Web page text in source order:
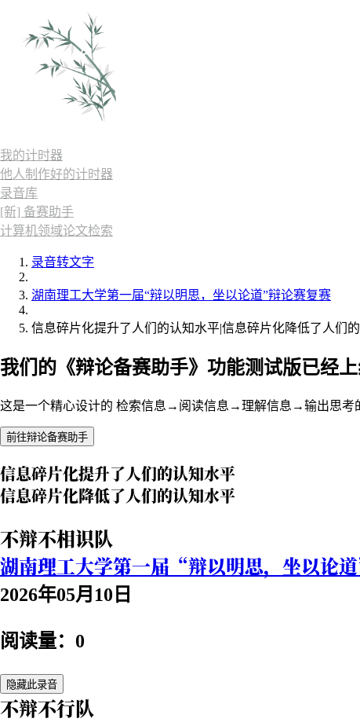
我的计时器
他人制作好的计时器
录音库
[新] 备赛助手
计算机领域论文检索
录音转文字
湖南理工大学第一届“辩以明思，坐以论道”辩论赛复赛
信息碎片化提升了人们的认知水平|信息碎片化降低了人们
我们的《辩论备赛助手》功能测试版已经
这是一个精心设计的 检索信息→阅读信息→理解信息→输出思考
前往辩论备赛助手
信息碎片化提升了人们的认知水平
信息碎片化降低了人们的认知水平
不辩不相识队
湖南理工大学第一届“辩以明思，坐以论
2026年05月10日
阅读量：0
隐藏此录音
不辩不行队